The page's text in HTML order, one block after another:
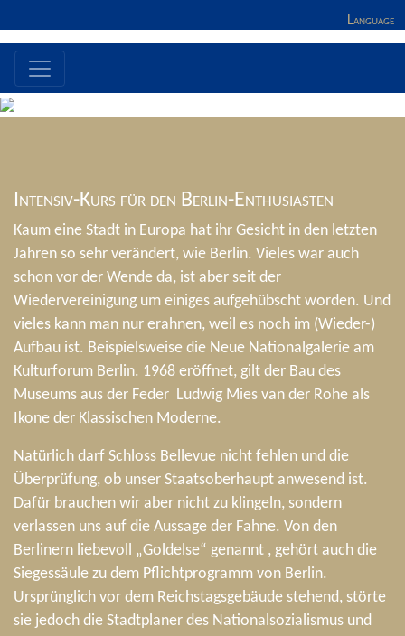
Language
Intensiv-Kurs für den Berlin-Enthusiasten
Kaum eine Stadt in Europa hat ihr Gesicht in den letzten
Jahren so sehr verändert, wie Berlin. Vieles war auch
schon vor der Wende da, ist aber seit der
Wiedervereinigung um einiges aufgehübscht worden. Und
vieles kann man nur erahnen, weil es noch im (Wieder-)
Aufbau ist. Beispielsweise die Neue Nationalgalerie am
Kulturforum Berlin. 1968 eröffnet, gilt der Bau des
Museums aus der Feder Ludwig Mies van der Rohe als
Ikone der Klassischen Moderne.
Natürlich darf Schloss Bellevue nicht fehlen und die
Überprüfung, ob unser Staatsoberhaupt anwesend ist.
Dafür brauchen wir aber nicht zu klingeln, sondern
verlassen uns auf die Aussage der Fahne. Von den
Berlinern liebevoll „Goldelse“ genannt , gehört auch die
Siegessäule zu dem Pflichtprogramm von Berlin.
Ursprünglich vor dem Reichstagsgebäude stehend, störte
sie jedoch die Stadtplaner des Nationalsozialismus und